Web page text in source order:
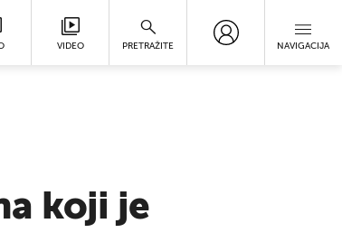
VIDEO PRETRAŽITE NAVIGACIJA
koji je